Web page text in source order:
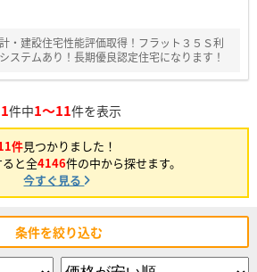
・建設住宅性能評価取得！フラット３５Ｓ利
ステムあり！長期優良認定住宅になります！
件中1～11件を表示
件見つかりました！
と全4146件の中から探せます。
今すぐ見る
条件を絞り込む